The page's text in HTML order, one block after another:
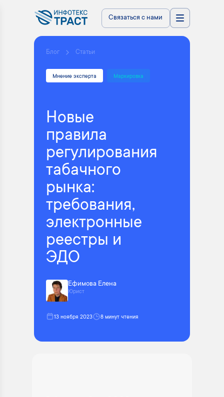
Связаться с нами
Блог Статьи
Мнение эксперта Маркировка
Новые
правила
регулирования
табачного
рынка:
требования,
электронные
реестры и
ЭДО
Ефимова Елена
Юрист
13 ноября 2023 8 минут чтения